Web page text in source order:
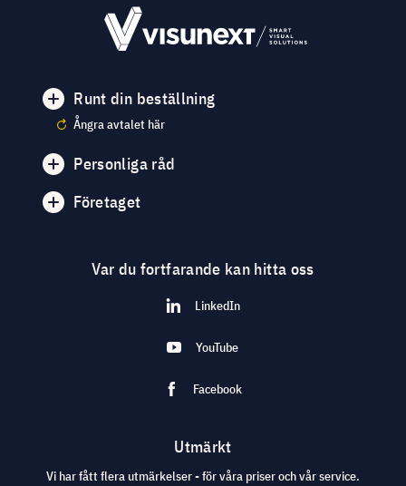
Runt din beställning
Ångra avtalet här
Personliga råd
Företaget
Var du fortfarande kan hitta oss
LinkedIn
YouTube
Facebook
Utmärkt
Vi har fått flera utmärkelser - för våra priser och vår service.